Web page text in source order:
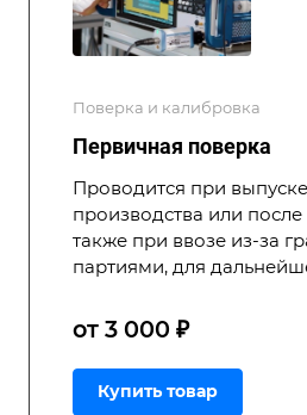
Поверка и калибровка
Первичная поверка
Проводится при выпуске
производства или
также при ввозе из-за
партиями, для
от 3 000 ₽
Купить товар